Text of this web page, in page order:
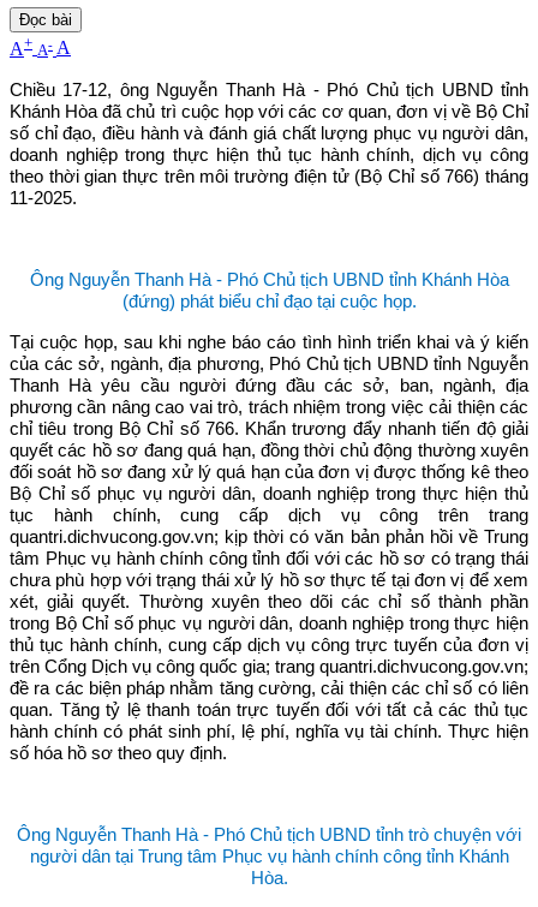
Đọc bài
A+ A- A
Chiều 17-12, ông Nguyễn Thanh Hà - Phó Chủ tịch UBND tỉnh
Khánh Hòa đã chủ trì cuộc họp với các cơ quan, đơn vị về Bộ Chỉ
số chỉ đạo, điều hành và đánh giá chất lượng phục vụ người dân,
doanh nghiệp trong thực hiện thủ tục hành chính, dịch vụ công
theo thời gian thực trên môi trường điện tử (Bộ Chỉ số 766) tháng
11-2025.
Ông Nguyễn Thanh Hà - Phó Chủ tịch UBND tỉnh Khánh Hòa
(đứng) phát biểu chỉ đạo tại cuộc họp.
Tại cuộc họp, sau khi nghe báo cáo tình hình triển khai và ý kiến
của các sở, ngành, địa phương, Phó Chủ tịch UBND tỉnh Nguyễn
Thanh Hà yêu cầu người đứng đầu các sở, ban, ngành, địa
phương cần nâng cao vai trò, trách nhiệm trong việc cải thiện các
chỉ tiêu trong Bộ Chỉ số 766. Khẩn trương đẩy nhanh tiến độ giải
quyết các hồ sơ đang quá hạn, đồng thời chủ động thường xuyên
đối soát hồ sơ đang xử lý quá hạn của đơn vị được thống kê theo
Bộ Chỉ số phục vụ người dân, doanh nghiệp trong thực hiện thủ
tục hành chính, cung cấp dịch vụ công trên trang
quantri.dichvucong.gov.vn; kịp thời có văn bản phản hồi về Trung
tâm Phục vụ hành chính công tỉnh đối với các hồ sơ có trạng thái
chưa phù hợp với trạng thái xử lý hồ sơ thực tế tại đơn vị để xem
xét, giải quyết. Thường xuyên theo dõi các chỉ số thành phần
trong Bộ Chỉ số phục vụ người dân, doanh nghiệp trong thực hiện
thủ tục hành chính, cung cấp dịch vụ công trực tuyến của đơn vị
trên Cổng Dịch vụ công quốc gia; trang quantri.dichvucong.gov.vn;
đề ra các biện pháp nhằm tăng cường, cải thiện các chỉ số có liên
quan. Tăng tỷ lệ thanh toán trực tuyến đối với tất cả các thủ tục
hành chính có phát sinh phí, lệ phí, nghĩa vụ tài chính. Thực hiện
số hóa hồ sơ theo quy định.
Ông Nguyễn Thanh Hà - Phó Chủ tịch UBND tỉnh trò chuyện với
người dân tại Trung tâm Phục vụ hành chính công tỉnh Khánh
Hòa.